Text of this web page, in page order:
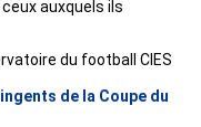
auxquels ils
du football CIES
de la Coupe du